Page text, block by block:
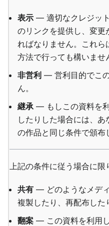
表示 — 適切なクレジッ
のリンクを提供し、変更
ればなりません。これら
方法で行っても構いませ
非営利 — 営利目的でこ
ん。
継承— もしこの資料を
したりした場合には、
の作品と同じ条件で頒布
上記の条件に従う場合に限
共有 — どのようなメデ
複製したり、再配布した
翻案 — この資料を利用